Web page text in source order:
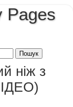
Pages
ніж з